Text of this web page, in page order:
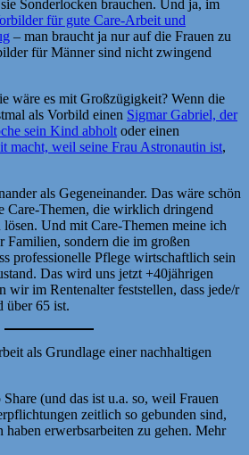
Sonderlocken brauchen. Und ja, im
für gute Care-Arbeit und
– man braucht ja nur auf die Frauen zu
für Männer sind nicht zwingend
wäre es mit Großzügigkeit? Wenn die
als Vorbild einen Sigmar Gabriel, der
sein Kind abholt oder einen
macht, weil seine Frau Astronautin ist,
als Gegeneinander. Das wäre schön
Care-Themen, die wirklich dringend
lösen. Und mit Care-Themen meine ich
Familien, sondern die im großen
professionelle Pflege wirtschaftlich sein
Das wird uns jetzt +40jährigen
wir im Rentenalter feststellen, dass jede/r
über 65 ist.
als Grundlage einer nachhaltigen
(und das ist u.a. so, weil Frauen
zeitlich so gebunden sind,
haben erwerbsarbeiten zu gehen. Mehr